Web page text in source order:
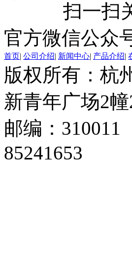
扫一扫
官方微信公众
首页| 公司介绍| 新闻中心| 产品介绍|
版权所有：杭
新青年广场2
邮编：
85241653